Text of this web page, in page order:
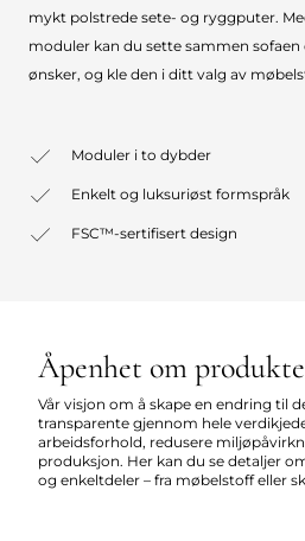
mykt polstrede sete- og ryggputer.
moduler kan du sette sammen
ønsker, og kle den i ditt valg av
Moduler i to dybder
Enkelt og luksuriøst formspråk
FSC™-sertifisert design
Åpenhet om
Vår visjon om å skape en endring til
transparente gjennom hele
arbeidsforhold, redusere
produksjon. Her kan du se detaljer
og enkeltdeler – fra møbelstoff eller